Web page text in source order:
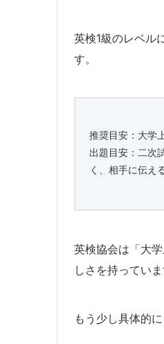
英検1級のレベル
す。
推奨目安：大学
出題目安：二次
く、相手に伝え
英検協会は「大
しさを持っていま
もう少し具体的